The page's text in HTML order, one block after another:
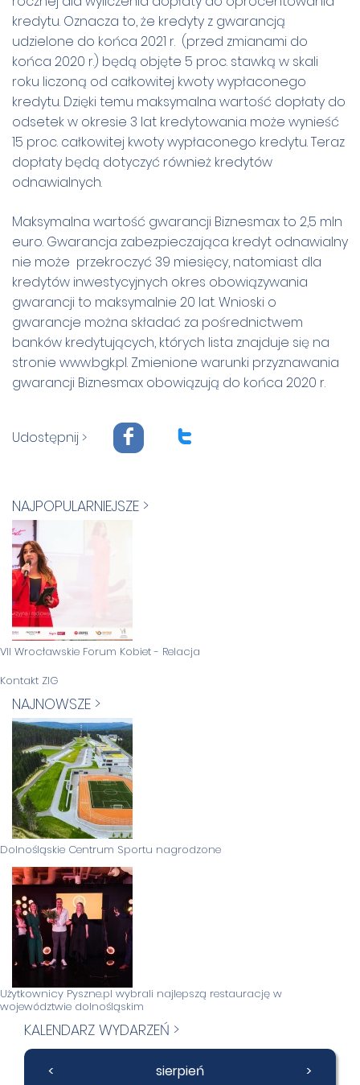
kredytu. Oznacza to, że kredyty z gwarancją
udzielone do końca 2021 r. (przed zmianami do
końca 2020 r.) będą objęte 5 proc. stawką w skali
roku liczoną od całkowitej kwoty wypłaconego
kredytu. Dzięki temu maksymalna wartość dopłaty do
odsetek w okresie 3 lat kredytowania może wynieść
15 proc. całkowitej kwoty wypłaconego kredytu. Teraz
dopłaty będą dotyczyć również kredytów
odnawialnych.
Maksymalna wartość gwarancji Biznesmax to 2,5 mln
euro. Gwarancja zabezpieczająca kredyt odnawialny
nie może przekroczyć 39 miesięcy, natomiast dla
kredytów inwestycyjnych okres obowiązywania
gwarancji to maksymalnie 20 lat. Wnioski o
gwarancje można składać za pośrednictwem
banków kredytujących, których lista znajduje się na
stronie www.bgk.pl. Zmienione warunki przyznawania
gwarancji Biznesmax obowiązują do końca 2020 r.
Udostępnij > F T
NAJPOPULARNIEJSZE >
VII Wrocławskie Forum Kobiet - Relacja
Kontakt ZIG
NAJNOWSZE >
Dolnośląskie Centrum Sportu nagrodzone
Użytkownicy Pyszne.pl wybrali najlepszą restaurację w
województwie dolnośląskim
KALENDARZ WYDARZEŃ >
< sierpień
>